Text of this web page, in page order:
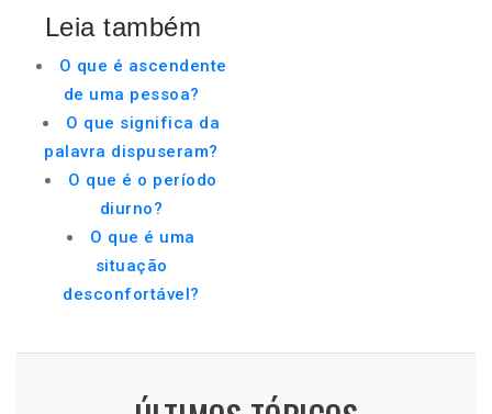
Leia também
O que é ascendente
de uma pessoa?
O que significa da
palavra dispuseram?
O que é o período
diurno?
O que é uma
situação
desconfortável?